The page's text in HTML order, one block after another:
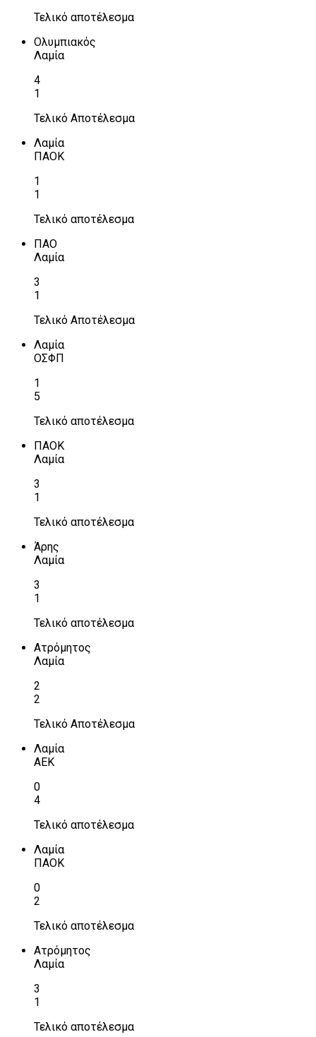
Τελικό αποτέλεσμα
Ολυμπιακός
Λαμία
4
1
Τελικό Αποτέλεσμα
Λαμία
ΠΑΟΚ
1
1
Τελικό αποτέλεσμα
ΠΑΟ
Λαμία
3
1
Τελικό Αποτέλεσμα
Λαμία
ΟΣΦΠ
1
5
Τελικό αποτέλεσμα
ΠΑΟΚ
Λαμία
3
1
Τελικό αποτέλεσμα
Άρης
Λαμία
3
1
Τελικό αποτέλεσμα
Ατρόμητος
Λαμία
2
2
Τελικό Αποτέλεσμα
Λαμία
ΑΕΚ
0
4
Τελικό αποτέλεσμα
Λαμία
ΠΑΟΚ
0
2
Τελικό αποτέλεσμα
Ατρόμητος
Λαμία
3
1
Τελικό αποτέλεσμα